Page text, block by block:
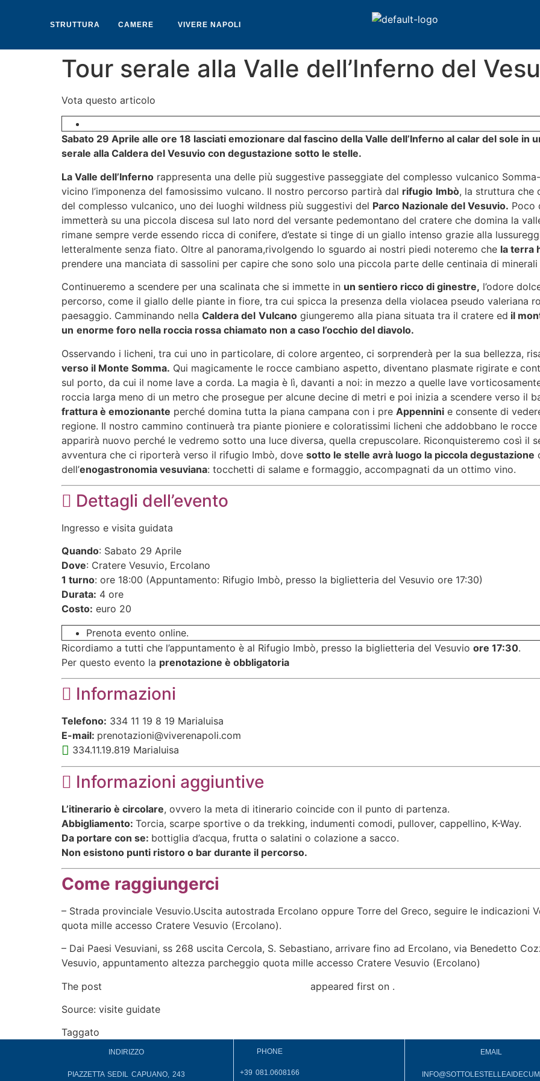
STRUTTURA CAMERE VIVERE NAPOLI
Tour serale alla Valle dell’Inferno del
Vota questo articolo
Sabato 29 Aprile alle ore 18 lasciati emozionare dal fascino della Valle dell’Inferno al calar del sole in
serale alla Caldera del Vesuvio con degustazione sotto le stelle.
La Valle dell’Inferno rappresenta una delle più suggestive passeggiate del complesso vulcanico
vicino l’imponenza del famosissimo vulcano. Il nostro percorso partirà dal rifugio Imbò, la struttura che
del complesso vulcanico, uno dei luoghi wildness più suggestivi del Parco Nazionale del Vesuvio. Poco
immetterà su una piccola discesa sul lato nord del versante pedemontano del cratere che domina la
rimane sempre verde essendo ricca di conifere, d’estate si tinge di un giallo intenso grazie alla
letteralmente senza fiato. Oltre al panorama,rivolgendo lo sguardo ai nostri piedi noteremo che la terra
prendere una manciata di sassolini per capire che sono solo una piccola parte delle centinaia di
Continueremo a scendere per una scalinata che si immette in un sentiero ricco di ginestre, l’odore
percorso, come il giallo delle piante in fiore, tra cui spicca la presenza della violacea pseudo valeriana
paesaggio. Camminando nella Caldera del Vulcano giungeremo alla piana situata tra il cratere ed il
un enorme foro nella roccia rossa chiamato non a caso l’occhio del diavolo.
Osservando i licheni, tra cui uno in particolare, di colore argenteo, ci sorprenderà per la sua bellezza,
verso il Monte Somma. Qui magicamente le rocce cambiano aspetto, diventano plasmate rigirate e
sul porto, da cui il nome lave a corda. La magia è lì, davanti a noi: in mezzo a quelle lave
roccia larga meno di un metro che prosegue per alcune decine di metri e poi inizia a scendere verso il
frattura è emozionante perché domina tutta la piana campana con i pre Appennini e consente di
regione. Il nostro cammino continuerà tra piante pioniere e coloratissimi licheni che addobbano le
apparirà nuovo perché le vedremo sotto una luce diversa, quella crepuscolare. Riconquisteremo così il
avventura che ci riporterà verso il rifugio Imbò, dove sotto le stelle avrà luogo la piccola degustazione
dell’enogastronomia vesuviana: tocchetti di salame e formaggio, accompagnati da un ottimo vino.
Dettagli dell’evento
Ingresso e visita guidata
Quando: Sabato 29 Aprile
Dove: Cratere Vesuvio, Ercolano
1 turno: ore 18:00 (Appuntamento: Rifugio Imbò, presso la biglietteria del Vesuvio ore 17:30)
Durata: 4 ore
Costo: euro 20
Prenota evento online.
Ricordiamo a tutti che l’appuntamento è al Rifugio Imbò, presso la biglietteria del Vesuvio ore 17:30.
Per questo evento la prenotazione è obbligatoria
Informazioni
Telefono: 334 11 19 8 19 Marialuisa
E-mail: prenotazioni@viverenapoli.com
334.11.19.819 Marialuisa
Informazioni aggiuntive
L’itinerario è circolare, ovvero la meta di itinerario coincide con il punto di partenza.
Abbigliamento: Torcia, scarpe sportive o da trekking, indumenti comodi, pullover, cappellino, K-Way.
Da portare con se: bottiglia d’acqua, frutta o salatini o colazione a sacco.
Non esistono punti ristoro o bar durante il percorso.
Come raggiungerci
– Strada provinciale Vesuvio.Uscita autostrada Ercolano oppure Torre del Greco, seguire le indicazioni
quota mille accesso Cratere Vesuvio (Ercolano).
– Dai Paesi Vesuviani, ss 268 uscita Cercola, S. Sebastiano, arrivare fino ad Ercolano, via Benedetto
Vesuvio, appuntamento altezza parcheggio quota mille accesso Cratere Vesuvio (Ercolano)
The post
appeared first on .
Source: visite guidate
Taggato
INDIRIZZO
PIAZZETTA SEDIL CAPUANO, 243
PHONE
+39 081.0608166
EMAIL